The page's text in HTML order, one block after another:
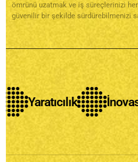
ömrünü uzatmak ve iş süreçlerinizi
güvenilir bir şekilde sürdürebilmenizi
Yaratıcılık İnovasyon